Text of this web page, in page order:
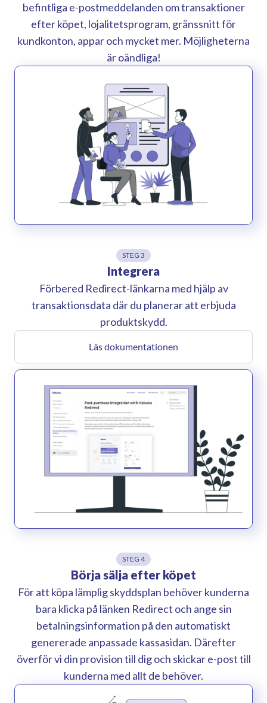
befintliga e-postmeddelanden om transaktioner
efter köpet, lojalitetsprogram, gränssnitt för
kundkonton, appar och mycket mer. Möjligheterna
är oändliga!
STEG 3
Integrera
Förbered Redirect-länkarna med hjälp av
transaktionsdata där du planerar att erbjuda
produktskydd.
Läs dokumentationen
STEG 4
Börja sälja efter köpet
För att köpa lämplig skyddsplan behöver kunderna
bara klicka på länken Redirect och ange sin
betalningsinformation på den automatiskt
genererade anpassade kassasidan. Därefter
överför vi din provision till dig och skickar e-post till
kunderna med allt de behöver.